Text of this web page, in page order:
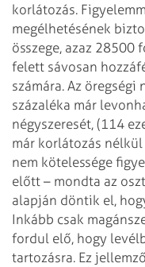
korlátozás.
megélhetésének
összege, azaz 28500
felett sávosan
számára. Az
százaléka már
négyszeresét, (114
már korlátozás nélkül
nem kötelessége
előtt – mondta az
alapján döntik el,
Inkább csak
fordul elő, hogy
tartozásra. Ez